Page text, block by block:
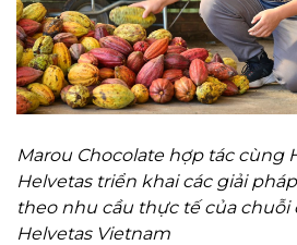
Marou Chocolate hợp tác cùng
Helvetas triển khai các giải
theo nhu cầu thực tế của
Helvetas Vietnam